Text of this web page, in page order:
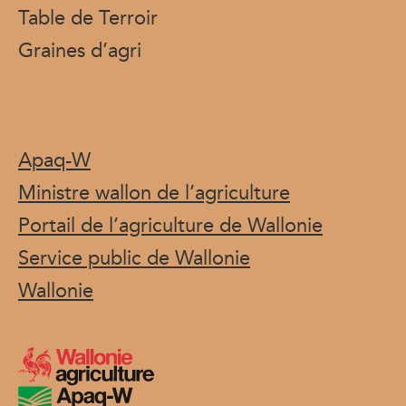
Table de Terroir
Graines d’agri
Apaq-W
Ministre wallon de l’agriculture
Portail de l’agriculture de Wallonie
Service public de Wallonie
Wallonie